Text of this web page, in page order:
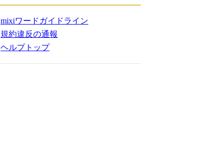
mixiワードガイドライン
規約違反の通報
ヘルプトップ